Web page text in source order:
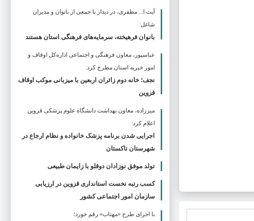
آیت ا... مظفری، در دیدار با جمعی از بانوان و مدیران
شاغل:
بانوان فرهیخته، سرمایه‌های فرهنگی استان هستند
عباسپور، معاون فرهنگی و اجتماعی اداره‌کل اوقاف و
امور خیریه استان مطرح كرد:
نجف؛ خانه دوم زائران اربعین با میزبانی موکب اوقاف
قزوین
ميرزاده، معاون بهداشت دانشگاه علوم پزشکی قزوین
اعلام کرد:
اجرایی شدن برنامه پزشک خانواده و نظام ارجاع در
شهرستان تاکستان
تولد موفق نوزادان دوقلو با زایمان طبیعی
کسب رتبه نخست استانداری قزوین در ارزیابی
سازمان امور اجتماعی کشور
با اجرای طرح «مهتاب» رقم خورد؛